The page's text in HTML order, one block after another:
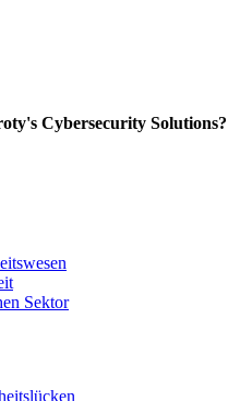
Cybersecurity Solutions?
Sektor